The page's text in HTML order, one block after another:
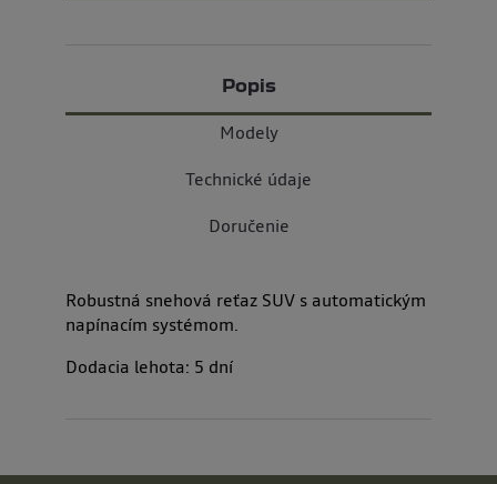
Popis
Modely
Technické údaje
Doručenie
Robustná snehová reťaz SUV s automatickým
napínacím systémom.
Dodacia lehota: 5 dní